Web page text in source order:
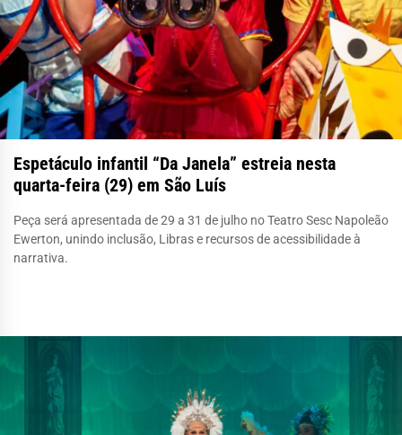
Espetáculo infantil “Da Janela” estreia nesta
quarta-feira (29) em São Luís
Peça será apresentada de 29 a 31 de julho no Teatro Sesc Napoleão
Ewerton, unindo inclusão, Libras e recursos de acessibilidade à
narrativa.